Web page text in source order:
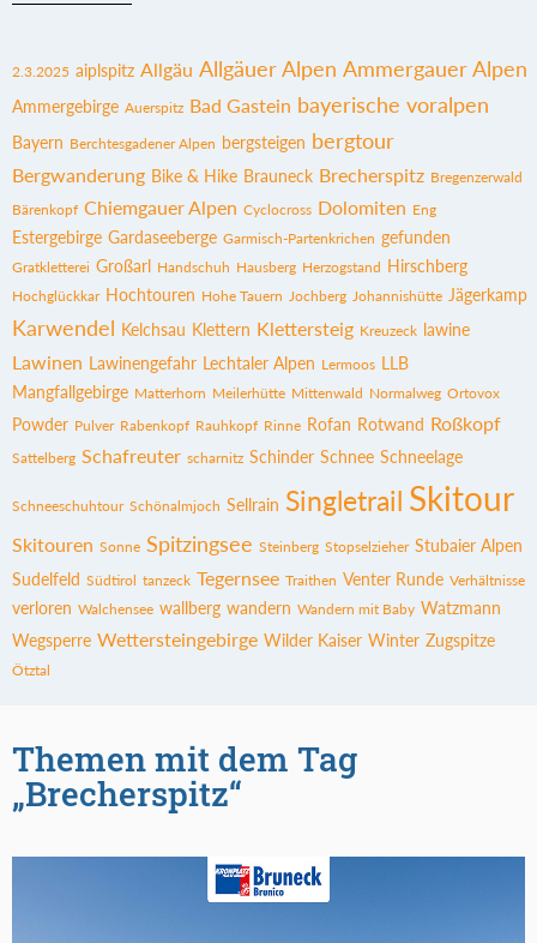
2.3.2025 aiplspitz Allgäu Allgäuer Alpen Ammergauer Alpen
Ammergebirge Auerspitz Bad Gastein bayerische voralpen
Bayern Berchtesgadener Alpen bergsteigen bergtour
Bergwanderung Bike & Hike Brauneck Brecherspitz Bregenzerwald
Bärenkopf Chiemgauer Alpen Cyclocross Dolomiten Eng
Estergebirge Gardaseeberge Garmisch-Partenkrichen gefunden
Gratkletterei Großarl Handschuh Hausberg Herzogstand Hirschberg
Hochglückkar Hochtouren Hohe Tauern Jochberg Johannishütte Jägerkamp
Karwendel Kelchsau Klettern Klettersteig Kreuzeck lawine
Lawinen Lawinengefahr Lechtaler Alpen Lermoos LLB
Mangfallgebirge Matterhorn Meilerhütte Mittenwald Normalweg Ortovox
Powder Pulver Rabenkopf Rauhkopf Rinne Rofan Rotwand Roßkopf
Sattelberg Schafreuter scharnitz Schinder Schnee Schneelage
Schneeschuhtour Schönalmjoch Sellrain Singletrail Skitour
Skitouren Sonne Spitzingsee Steinberg Stopselzieher Stubaier Alpen
Sudelfeld Südtirol tanzeck Tegernsee Traithen Venter Runde Verhältnisse
verloren Walchensee wallberg wandern Wandern mit Baby Watzmann
Wegsperre Wettersteingebirge Wilder Kaiser Winter Zugspitze
Ötztal
Themen mit dem Tag
„Brecherspitz“